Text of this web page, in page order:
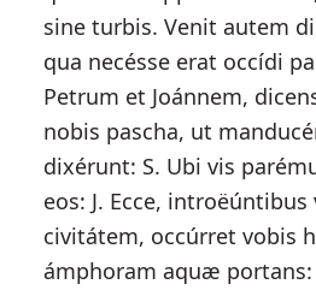
sine turbis. Venit autem
qua necésse erat occídi
Petrum et Joánnem,
nobis pascha, ut
dixérunt: S. Ubi vis
eos: J. Ecce, introëúntibus
civitátem, occúrret vobis
ámphoram aquæ